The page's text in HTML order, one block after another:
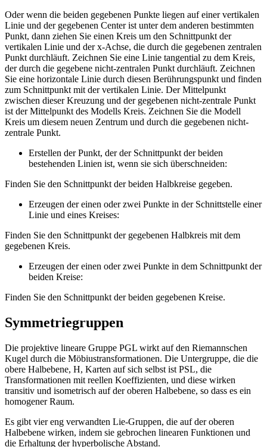
Oder wenn die beiden gegebenen Punkte liegen auf einer vertikalen
Linie und der gegebenen Center ist unter dem anderen bestimmten
Punkt, dann ziehen Sie einen Kreis um den Schnittpunkt der
vertikalen Linie und der x-Achse, die durch die gegebenen zentralen
Punkt durchläuft. Zeichnen Sie eine Linie tangential zu dem Kreis,
der durch die gegebene nicht-zentralen Punkt durchläuft. Zeichnen
Sie eine horizontale Linie durch diesen Berührungspunkt und finden
zum Schnittpunkt mit der vertikalen Linie. Der Mittelpunkt
zwischen dieser Kreuzung und der gegebenen nicht-zentrale Punkt
ist der Mittelpunkt des Modells Kreis. Zeichnen Sie die Modell
Kreis um diesem neuen Zentrum und durch die gegebenen nicht-
zentrale Punkt.
Erstellen der Punkt, der der Schnittpunkt der beiden
bestehenden Linien ist, wenn sie sich überschneiden:
Finden Sie den Schnittpunkt der beiden Halbkreise gegeben.
Erzeugen der einen oder zwei Punkte in der Schnittstelle einer
Linie und eines Kreises:
Finden Sie den Schnittpunkt der gegebenen Halbkreis mit dem
gegebenen Kreis.
Erzeugen der einen oder zwei Punkte in dem Schnittpunkt der
beiden Kreise:
Finden Sie den Schnittpunkt der beiden gegebenen Kreise.
Symmetriegruppen
Die projektive lineare Gruppe PGL wirkt auf den Riemannschen
Kugel durch die Möbiustransformationen. Die Untergruppe, die die
obere Halbebene, H, Karten auf sich selbst ist PSL, die
Transformationen mit reellen Koeffizienten, und diese wirken
transitiv und isometrisch auf der oberen Halbebene, so dass es ein
homogener Raum.
Es gibt vier eng verwandten Lie-Gruppen, die auf der oberen
Halbebene wirken, indem sie gebrochen linearen Funktionen und
die Erhaltung der hyperbolische Abstand.